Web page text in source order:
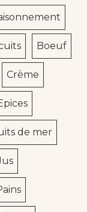
Boeuf
Crème
de mer